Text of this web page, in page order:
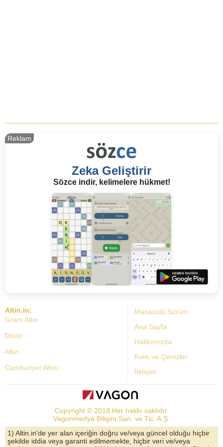
Zeka Geliştirir
Sözce indir, kelimelere hükmet!
Reklam
Masaüstü Sürüm
Ana Sayfa
Hakkımızda
Kvkk ve Çerezler
İletişim
Altin.in:
Gram Altın
Döviz
Altın
Cumhuriyet Altını
Dolar Kuru
Altın Yorumları
Copyright © 2018 Her hakkı saklıdır.
Vagonmedya Bilişim San. ve Tic. A.Ş.
1) Altin.in'de yer alan içeriğin doğru ve/veya güncel olduğu hiçbir
şekilde iddia veya garanti edilmemekte, hiçbir veri ve/veya